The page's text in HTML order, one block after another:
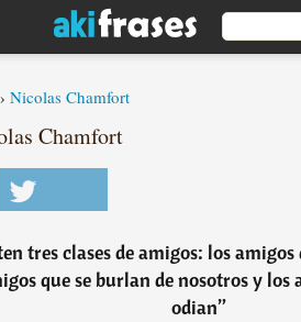
› Nicolas Chamfort
Chamfort
tres clases de amigos: los
que se burlan de nosotros y los
odian”